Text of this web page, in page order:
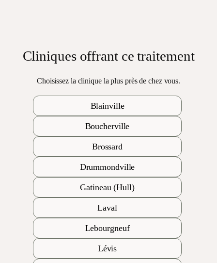
Cliniques offrant ce traitement
Choisissez la clinique la plus près de chez vous.
Blainville
Boucherville
Brossard
Drummondville
Gatineau (Hull)
Laval
Lebourgneuf
Lévis